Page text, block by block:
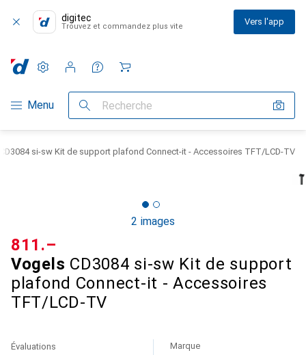
digitec
Trouvez et commandez plus vite Vers l'app
Navigation par catégorie
Menu Recherche
Paramètres
Compte client
Listes de comparaison
Listes d'envies
Panier
si-sw Kit de support plafond Connect-it - Accessoires TFT/LCD-TV
2 images
Vogels CD3084 si-sw Kit de support
plafond Connect-it - Accessoires
TFT/LCD-TV
CHF
811.–
Évaluations Marque